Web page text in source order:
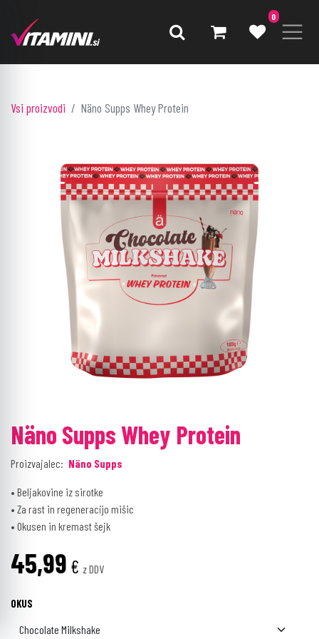
0
Vsi proizvodi Näno Supps Whey Protein
Näno Supps Whey Protein
Proizvajalec: Näno Supps
• Beljakovine iz sirotke
• Za rast in regeneracijo mišic
• Okusen in kremast šejk
45,99 € z DDV
OKUS